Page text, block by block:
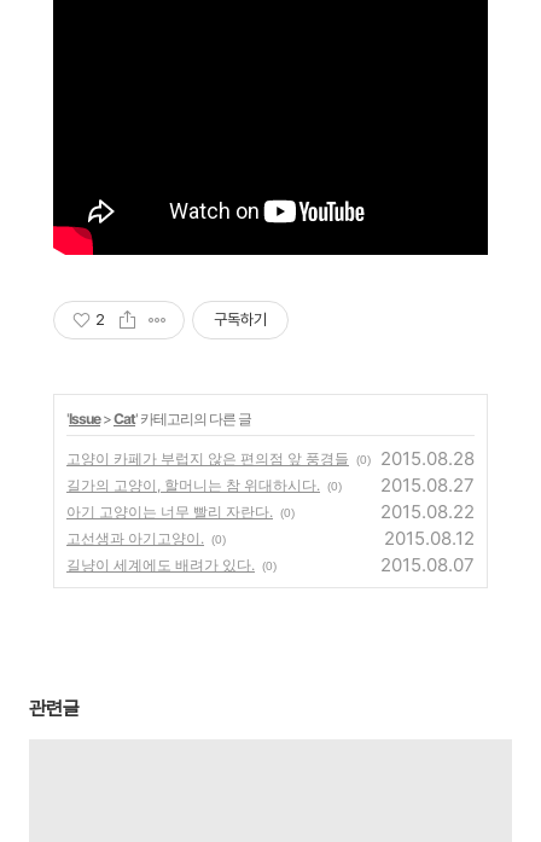
2 구독하기
'Issue>Cat' 카테고리의 다른 글
고양이 카페가 부럽지 않은 편의점 앞 풍경들 (0) 2015.08.28
길가의 고양이, 할머니는 참 위대하시다. (0) 2015.08.27
아기 고양이는 너무 빨리 자란다. (0) 2015.08.22
고선생과 아기고양이. (0) 2015.08.12
길냥이 세계에도 배려가 있다. (0) 2015.08.07
관련글